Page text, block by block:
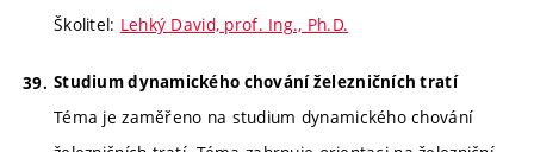
Školitel: Lehký David, prof. Ing., Ph.D.
Studium dynamického chování železničních tratí
Téma je zaměřeno na studium dynamického chování